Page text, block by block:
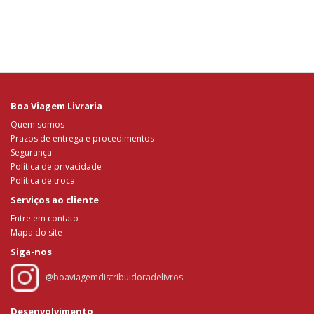
Boa Viagem Livraria
Quem somos
Prazos de entrega e procedimentos
Segurança
Política de privacidade
Política de troca
Serviços ao cliente
Entre em contato
Mapa do site
Siga-nos
@boaviagemdistribuidoradelivros
Desenvolvimento